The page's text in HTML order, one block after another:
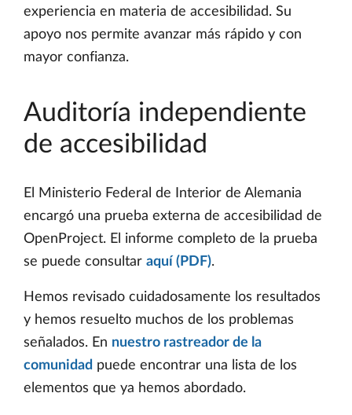
experiencia en materia de accesibilidad. Su
apoyo nos permite avanzar más rápido y con
mayor confianza.
Auditoría independiente
de accesibilidad
El Ministerio Federal de Interior de Alemania
encargó una prueba externa de accesibilidad de
OpenProject. El informe completo de la prueba
se puede consultar aquí (PDF).
Hemos revisado cuidadosamente los resultados
y hemos resuelto muchos de los problemas
señalados. En nuestro rastreador de la
comunidad puede encontrar una lista de los
elementos que ya hemos abordado.